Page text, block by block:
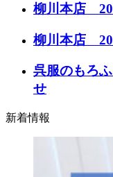
柳川本店
柳川本店
呉服のもろ
せ
新着情報